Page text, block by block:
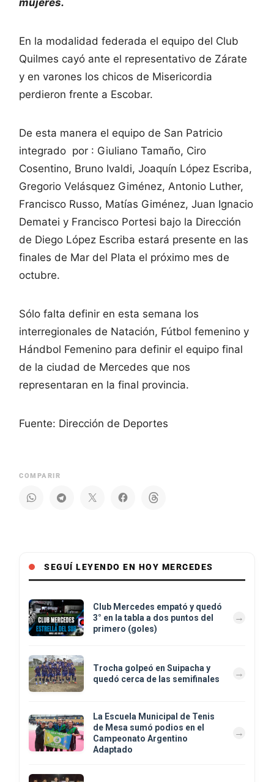
mujeres.
En la modalidad federada el equipo del Club
Quilmes cayó ante el representativo de Zárate
y en varones los chicos de Misericordia
perdieron frente a Escobar.
De esta manera el equipo de San Patricio
integrado por : Giuliano Tamaño, Ciro
Cosentino, Bruno Ivaldi, Joaquín López Escriba,
Gregorio Velásquez Giménez, Antonio Luther,
Francisco Russo, Matías Giménez, Juan Ignacio
Dematei y Francisco Portesi bajo la Dirección
de Diego López Escriba estará presente en las
finales de Mar del Plata el próximo mes de
octubre.
Sólo falta definir en esta semana los
interregionales de Natación, Fútbol femenino y
Hándbol Femenino para definir el equipo final
de la ciudad de Mercedes que nos
representaran en la final provincia.
Fuente: Dirección de Deportes
COMPARIR
SEGUÍ LEYENDO EN HOY MERCEDES
Club Mercedes empató y quedó
3° en la tabla a dos puntos del
primero (goles)
Trocha golpeó en Suipacha y
quedó cerca de las semifinales
La Escuela Municipal de Tenis
de Mesa sumó podios en el
Campeonato Argentino
Adaptado